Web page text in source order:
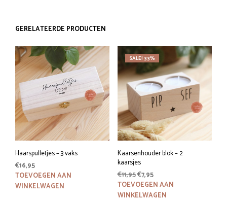
GERELATEERDE PRODUCTEN
Haarspulletjes – 3 vaks
€16,95
TOEVOEGEN AAN
WINKELWAGEN
SALE! 33%
Kaarsenhouder blok – 2
kaarsjes
€11,95Oorspronkelijke
prijs
was:
€7,95Huidige
prijs
is:
TOEVOEGEN AAN
WINKELWAGEN